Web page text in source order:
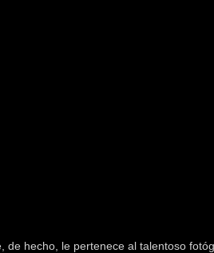
de hecho, le pertenece al talentoso